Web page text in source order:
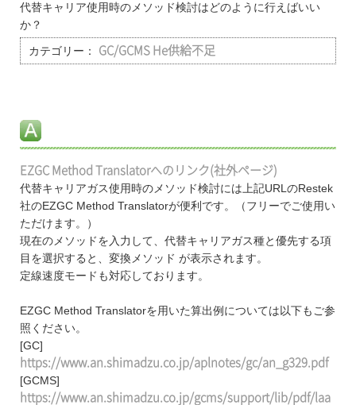
代替キャリア使用時のメソッド検討はどのように行えばいい
か？
カテゴリー： GC/GCMS He供給不足
EZGC Method Translatorへのリンク(社外ページ)
代替キャリアガス使用時のメソッド検討には上記URLのRestek
社のEZGC Method Translatorが便利です。（フリーでご使用い
ただけます。）
現在のメソッドを入力して、代替キャリアガス種と優先する項
目を選択すると、変換メソッド が表示されます。
定線速度モードも対応しております。
EZGC Method Translatorを用いた算出例については以下もご参
照ください。
[GC]
https://www.an.shimadzu.co.jp/aplnotes/gc/an_g329.pdf
[GCMS]
https://www.an.shimadzu.co.jp/gcms/support/lib/pdf/laa